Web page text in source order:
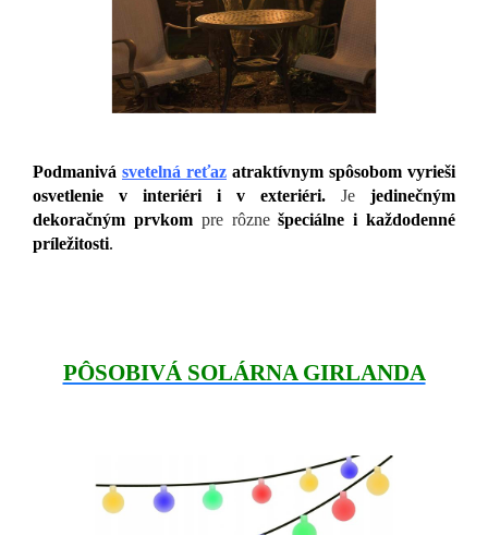
Podmanivá svetelná reťaz atraktívnym spôsobom vyrieši
osvetlenie v interiéri i v exteriéri. Je jedinečným
dekoračným prvkompre rôznešpeciálne i každodenné
príležitosti.
PÔSOBIVÁ SOLÁRNA GIRLANDA